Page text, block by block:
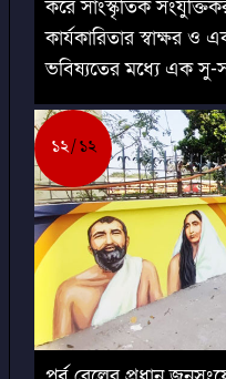
করে সাংস্কৃতিক
কার্যকারিতার স্বাক্ষর
ভবিষ্যতের মধ্যে এক সু-
১২ ১২